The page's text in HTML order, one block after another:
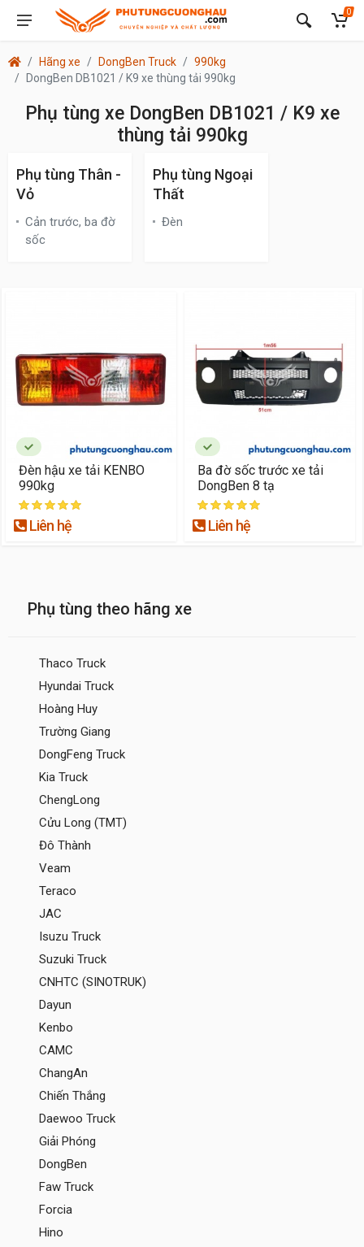
0
Hãng xe DongBen Truck
990kg
DongBen DB1021 / K9 xe thùng tải 990kg
Phụ tùng xe DongBen DB1021 / K9 xe
thùng tải 990kg
Phụ tùng theo hãng xe
Thaco Truck
Hyundai Truck
Hoàng Huy
Trường Giang
DongFeng Truck
Kia Truck
ChengLong
Cửu Long (TMT)
Đô Thành
Veam
Teraco
JAC
Isuzu Truck
Suzuki Truck
CNHTC (SINOTRUK)
Dayun
Kenbo
CAMC
ChangAn
Chiến Thắng
Daewoo Truck
Giải Phóng
DongBen
Faw Truck
Forcia
Hino
Phụ tùng Thân -
Vỏ
Cản trước, ba đờ
sốc
Phụ tùng Ngoại
Thất
Đèn
Đèn hậu xe tải KENBO
990kg
Liên hệ
Ba đờ sốc trước xe tải
DongBen 8 tạ
Liên hệ